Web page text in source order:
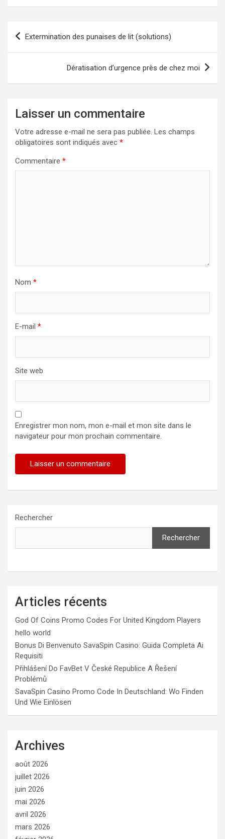
Navigation
Extermination des punaises de lit (solutions)
Dératisation d’urgence près de chez moi
Laisser un commentaire
Votre adresse e-mail ne sera pas publiée. Les champs
obligatoires sont indiqués avec *
Commentaire *
Nom *
E-mail *
Site web
Enregistrer mon nom, mon e-mail et mon site dans le
navigateur pour mon prochain commentaire.
Rechercher
Rechercher
Articles récents
God Of Coins Promo Codes For United Kingdom Players
hello world
Bonus Di Benvenuto SavaSpin Casino: Guida Completa Ai
Requisiti
Přihlášení Do FavBet V České Republice A Řešení
Problémů
SavaSpin Casino Promo Code In Deutschland: Wo Finden
Und Wie Einlösen
Archives
août 2026
juillet 2026
juin 2026
mai 2026
avril 2026
mars 2026